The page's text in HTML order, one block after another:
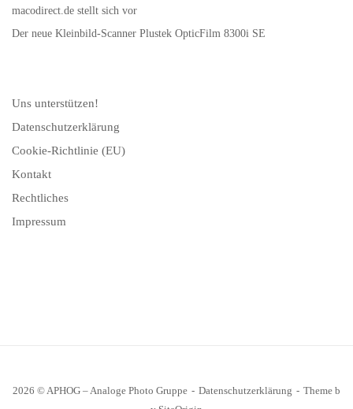
macodirect.de stellt sich vor
Der neue Kleinbild-Scanner Plustek OpticFilm 8300i SE
Uns unterstützen!
Datenschutzerklärung
Cookie-Richtlinie (EU)
Kontakt
Rechtliches
Impressum
2026 © APHOG – Analoge Photo Gruppe Datenschutzerklärung
Theme b